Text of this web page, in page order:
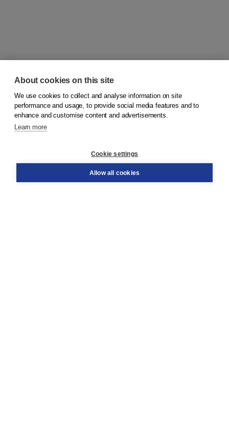
© 2026Koninklijke Boom uitgevers
Order
About cookies on this site
We use cookies to collect and analyse information on site
performance and usage, to provide social media features and to
enhance and customise content and advertisements.
Learn more
Cookie settings
Allow all cookies